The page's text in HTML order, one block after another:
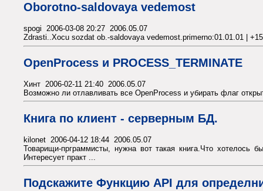
Oborotno-saldovaya vedemost
spogi 2006-03-08 20:27 2006.05.07
Zdrasti..Xocu sozdat ob.-saldovaya vedemost.primerno:01.01.01 |
OpenProcess и PROCESS_TERMINATE
Хинт 2006-02-11 21:40 2006.05.07
Возможно ли отлавливать все OpenProcess и убирать флаг
Книга по клиент - серверным БД.
kilonet 2006-04-12 18:44 2006.05.07
Товарищи-прграммисты, нужна вот такая книга.Что хотелось
Интересует практ ...
Подскажите Функцию API для